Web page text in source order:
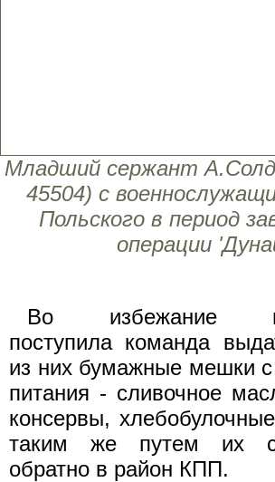
Младший сержант
45504) с
Польского в период
операции
Во избежание
поступила команда
из них бумажные мешки с
питания - сливочное
консервы,
таким же путем их
обратно в район КПП.